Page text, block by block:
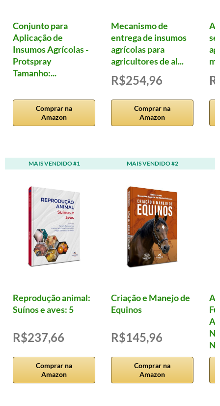
Conjunto para
Aplicação de
Insumos Agrícolas -
Protspray
Tamanho:...
Comprar na
Amazon
Mecanismo de
entrega de insumos
agrícolas para
agricultores de al...
R$254,96
Comprar na
Amazon
MAIS VENDIDO #1
Reprodução animal:
Suínos e aves: 5
R$237,66
Comprar na
Amazon
MAIS VENDIDO #2
Criação e Manejo de
Equinos
R$145,96
Comprar na
Amazon